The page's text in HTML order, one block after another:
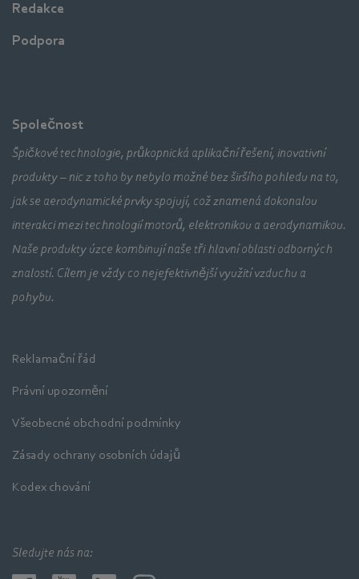
Redakce
Podpora
Společnost
Špičkové technologie, průkopnická aplikační řešení, inovativní
produkty – nic z toho by nebylo možné bez širšího pohledu na to,
jak se aerodynamické prvky spojují, což znamená dokonalou
interakci mezi technologií motorů, elektronikou a aerodynamikou.
Naše produkty úzce kombinují naše tři hlavní oblasti odborných
znalostí. Cílem je vždy co nejefektivnější využití vzduchu a
pohybu.
Reklamační řád
Právní upozornění
Všeobecné obchodní podmínky
Zásady ochrany osobních údajů
Kodex chování
Sledujte nás na: